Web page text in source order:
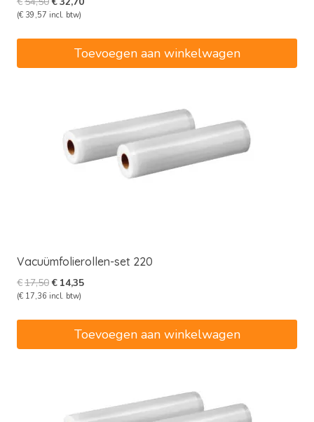
prijs
€54,50.
(€ 39,57 incl. btw)
Toevoegen aan winkelwagen
Vacuümfolierollen-set 220
€17,50Oorspronkelijke
prijs
€17,50.
€ 14,35Huidige
(€ 17,36 incl. btw)
Toevoegen aan winkelwagen